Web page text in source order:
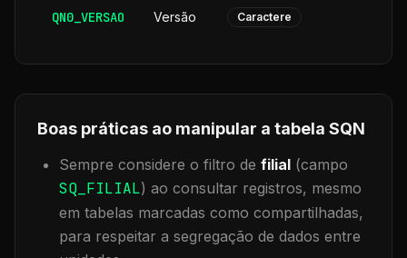
QN0_VERSAO Versão Caractere
Boas práticas ao manipular a tabela SQN
Sempre considere o filtro de filial (campo
SQ_FILIAL) ao consultar registros, mesmo
em tabelas marcadas como compartilhadas,
para respeitar a segregação de dados entre